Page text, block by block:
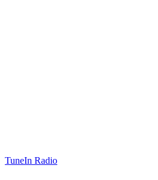
TuneIn Radio